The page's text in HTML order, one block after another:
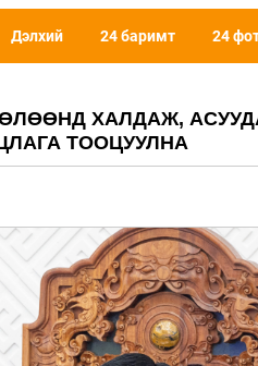
Дэлхий 24 баримт 24
ХАЛДАЖ,
ТООЦУУЛНА